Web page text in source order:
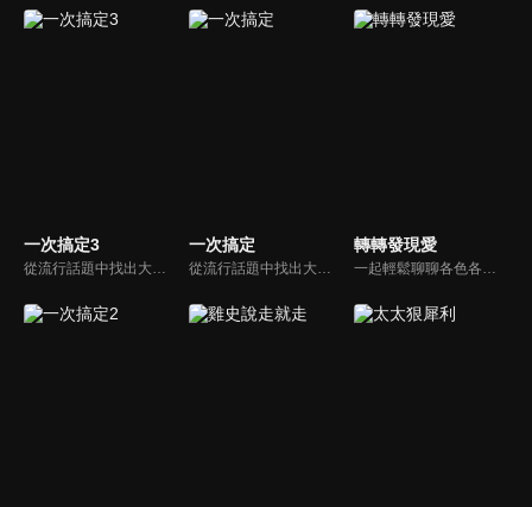
一次搞定3
從流行話題中找出大眾關心的、正在煩惱的問題，由台灣好媳婦佩甄與日本型男風田親身實驗，替觀眾解決生活的大小事，傳授生活密技讓你「一次搞定」！
一次搞定
從流行話題中找出大眾關心的、正在煩惱的問題，由台灣好媳婦佩甄與日本型男風田親身實驗，替觀眾解決生活的大小事，傳授生活密技讓你「一次搞定」！
轉轉發現愛
一起輕鬆聊聊各色各樣的人生故事，一起發現愛！